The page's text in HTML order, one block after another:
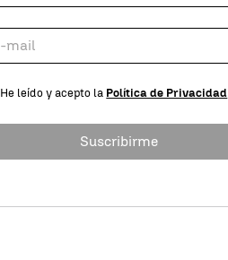
He leído y acepto la Política de Privacidad
Suscribirme